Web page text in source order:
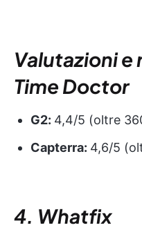
Valutazioni e
Time Doctor
G2: 4,4/5 (oltre
Capterra: 4,6/5
4. Whatfix